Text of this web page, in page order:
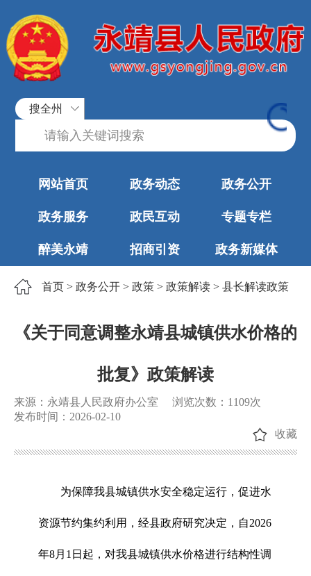
搜全州
网站首页 政务动态 政务公开
政务服务 政民互动 专题专栏
醉美永靖 招商引资 政务新媒体
首页 > 政务公开 > 政策 > 政策解读 > 县长解读政策
《关于同意调整永靖县城镇供水价格的
批复》政策解读
来源：永靖县人民政府办公室 浏览次数： 1109次
发布时间：2026-02-10
收藏
为保障我县城镇供水安全稳定运行，促进水
资源节约集约利用，经县政府研究决定，自2026
年8月1日起，对我县城镇供水价格进行结构性调